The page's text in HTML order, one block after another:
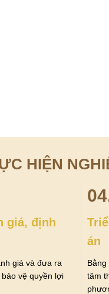
HIỆN
giá, định
giá và đưa ra
vệ quyền lợi
án
tâm